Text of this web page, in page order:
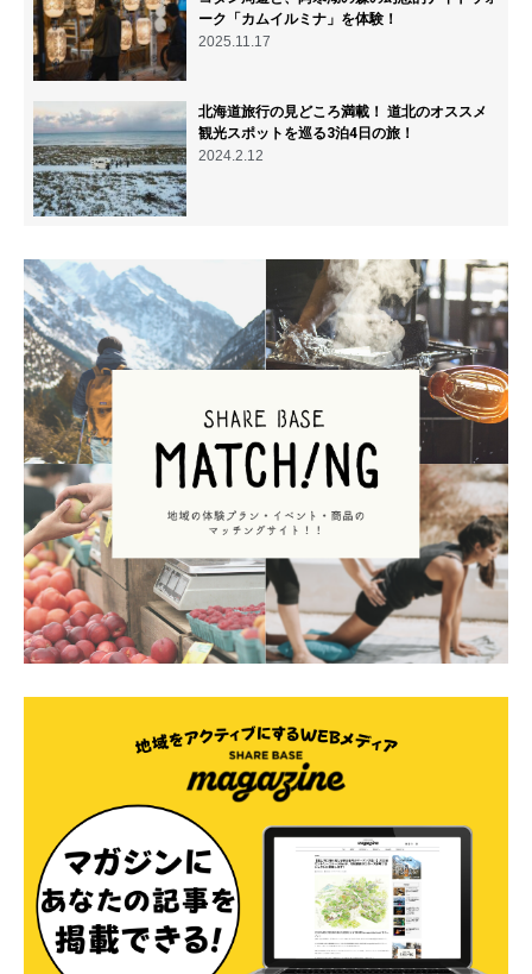
ーク「カムイルミナ」を体験！
2025.11.17
北海道旅行の見どころ満載！ 道北のオススメ
観光スポットを巡る3泊4日の旅！
2024.2.12